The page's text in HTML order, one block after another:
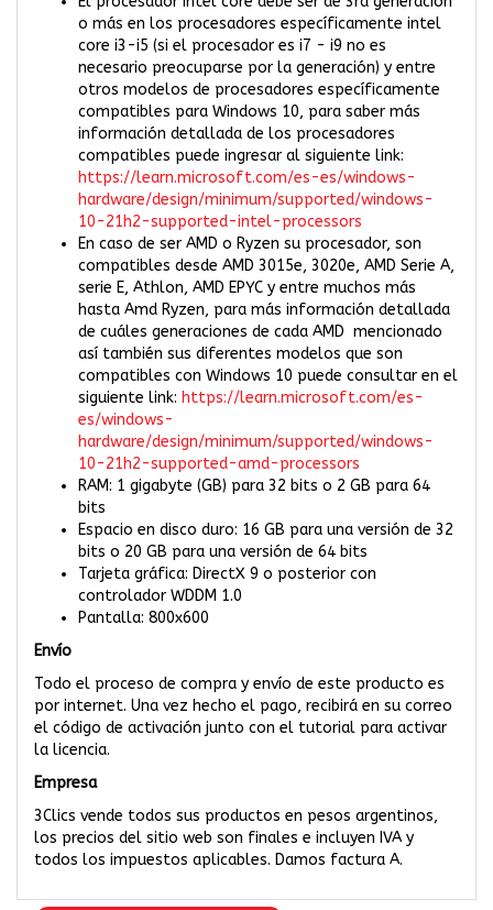
o más en los procesadores específicamente intel
core i3-i5 (si el procesador es i7 - i9 no es
necesario preocuparse por la generación) y entre
otros modelos de procesadores específicamente
compatibles para Windows 10, para saber más
información detallada de los procesadores
compatibles puede ingresar al siguiente link:
https://learn.microsoft.com/es-es/windows-
hardware/design/minimum/supported/windows-
10-21h2-supported-intel-processors
En caso de ser AMD o Ryzen su procesador, son
compatibles desde AMD 3015e, 3020e, AMD Serie A,
serie E, Athlon, AMD EPYC y entre muchos más
hasta Amd Ryzen, para más información detallada
de cuáles generaciones de cada AMD mencionado
así también sus diferentes modelos que son
compatibles con Windows 10 puede consultar en el
siguiente link: https://learn.microsoft.com/es-
es/windows-
hardware/design/minimum/supported/windows-
10-21h2-supported-amd-processors
RAM: 1 gigabyte (GB) para 32 bits o 2 GB para 64
bits
Espacio en disco duro: 16 GB para una versión de 32
bits o 20 GB para una versión de 64 bits
Tarjeta gráfica: DirectX 9 o posterior con
controlador WDDM 1.0
Pantalla: 800x600
Envío
Todo el proceso de compra y envío de este producto es
por internet. Una vez hecho el pago, recibirá en su correo
el código de activación junto con el tutorial para activar
la licencia.
Empresa
3Clics vende todos sus productos en pesos argentinos,
los precios del sitio web son finales e incluyen IVA y
todos los impuestos aplicables. Damos factura A.